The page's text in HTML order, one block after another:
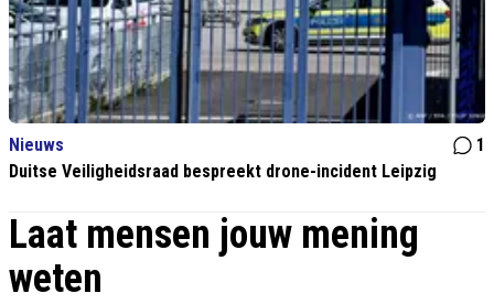
Nieuws
1
Duitse Veiligheidsraad bespreekt drone-incident Leipzig
Laat mensen jouw mening
weten